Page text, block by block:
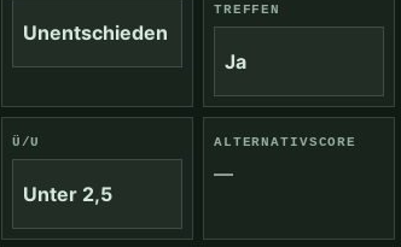
Unentschieden
TREFFEN
Ja
Ü/U
Unter 2,5
ALTERNATIVSCORE
—